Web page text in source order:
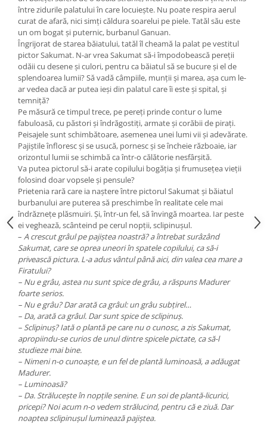
Editura Scriptum
Editura Sophia
Editura Usborne
Editura Vellant
Editura Verba
între zidurile palatului în care locuiește. Nu poate respira aerul
curat de afară, nici simți căldura soarelui pe piele. Tatăl său este
un om bogat și puternic, burbanul Ganuan.
Îngrijorat de starea băiatului, tatăl îl cheamă la palat pe vestitul
pictor Sakumat. N-ar vrea Sakumat să-i împodobească pereții
odăii cu desene și culori, pentru ca băiatul să se bucure și el de
splendoarea lumii? Să vadă câmpiile, munții și marea, așa cum le-
ar vedea dacă ar putea ieși din palatul care îi este și spital, și
temniță?
Pe măsură ce timpul trece, pe pereți prinde contur o lume
fabuloasă, cu păstori și îndrăgostiți, armate și corăbii de pirați.
Peisajele sunt schimbătoare, asemenea unei lumi vii și adevărate.
Pajiștile înfloresc și se usucă, pornesc și se încheie războaie, iar
orizontul lumii se schimbă ca într-o călătorie nesfârșită.
Va putea pictorul să-i arate copilului bogăția și frumusețea vieții
folosind doar vopsele și pensule?
Prietenia rară care ia naștere între pictorul Sakumat și băiatul
burbanului are puterea să preschimbe în realitate cele mai
îndrăznețe plăsmuiri. Și, într-un fel, să învingă moartea. Iar peste
ei veghează, scânteind pe cerul nopții, sclipinușul.
– A crescut grâul pe pajiștea noastră? a întrebat surâzând
Sakumat, care se oprea uneori în spatele copilului, ca să-i
privească pictura. L-a adus vântul până aici, din valea cea mare a
Firatului?
– Nu e grâu, astea nu sunt spice de grâu, a răspuns Madurer
foarte serios.
– Nu e grâu? Dar arată ca grâul: un grâu subțirel…
– Da, arată ca grâul. Dar sunt spice de sclipinuș.
– Sclipinuș? Iată o plantă pe care nu o cunosc, a zis Sakumat,
apropiindu-se curios de unul dintre spicele pictate, ca să-l
studieze mai bine.
– Nimeni n-o cunoaște, e un fel de plantă luminoasă, a adăugat
Madurer.
– Luminoasă?
– Da. Strălucește în nopțile senine. E un soi de plantă-licurici,
pricepi? Noi acum n-o vedem strălucind, pentru că e ziuă. Dar
noaptea sclipinușul luminează pajiștea.